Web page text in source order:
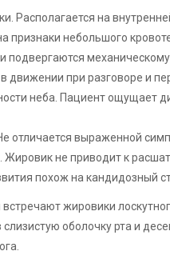
Располагается на
признаки небольшого
подвергаются
в движении при разговоре и
неба. Пациент ощущает
отличается выраженной
Жировик не приводит к
похож на кандидозный
жировики
слизистую оболочку рта и